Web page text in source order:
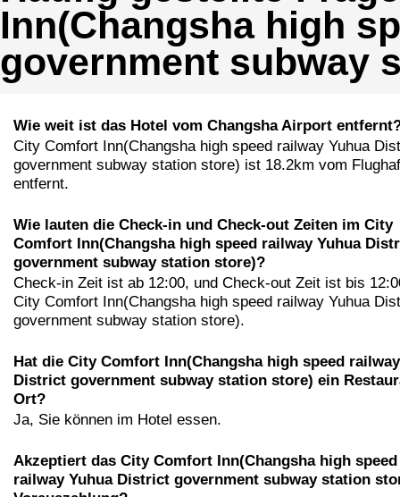
Inn(Changsha high
government subway
Wie weit ist das Hotel vom Changsha Airport
City Comfort Inn(Changsha high speed railway Yuhua
government subway station store) ist 18.2km vom
entfernt.
Wie lauten die Check-in und Check-out Zeiten im City
Comfort Inn(Changsha high speed railway Yuhua
government subway station store)?
Check-in Zeit ist ab 12:00, und Check-out Zeit ist bis
City Comfort Inn(Changsha high speed railway Yuhua
government subway station store).
Hat die City Comfort Inn(Changsha high speed
District government subway station store) ein
Ort?
Ja, Sie können im Hotel essen.
Akzeptiert das City Comfort Inn(Changsha high speed
railway Yuhua District government subway station